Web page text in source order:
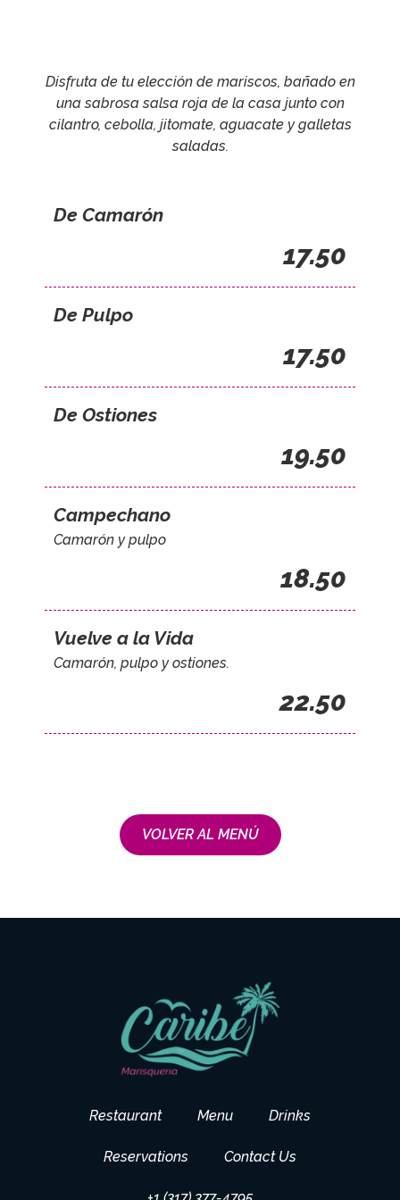
Disfruta de tu elección de mariscos, bañado en
una sabrosa salsa roja de la casa junto con
cilantro, cebolla, jitomate, aguacate y galletas
saladas.
De Camarón
17.50
De Pulpo
17.50
De Ostiones
19.50
Campechano
Camarón y pulpo
18.50
Vuelve a la Vida
Camarón, pulpo y ostiones.
22.50
VOLVER AL MENÚ
Restaurant Menu Drinks
Reservations Contact Us